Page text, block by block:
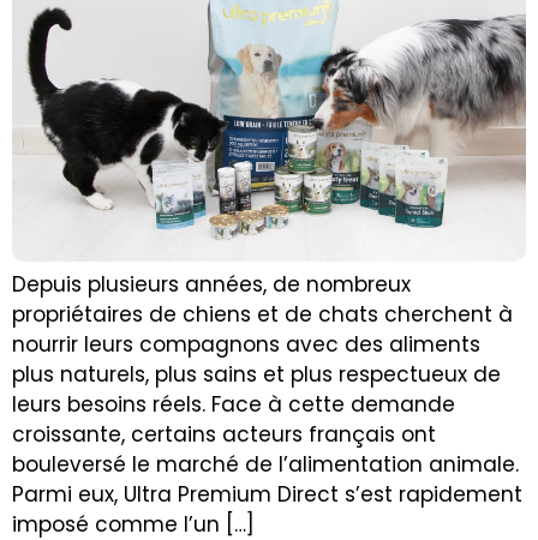
Depuis plusieurs années, de nombreux
propriétaires de chiens et de chats cherchent à
nourrir leurs compagnons avec des aliments
plus naturels, plus sains et plus respectueux de
leurs besoins réels. Face à cette demande
croissante, certains acteurs français ont
bouleversé le marché de l’alimentation animale.
Parmi eux, Ultra Premium Direct s’est rapidement
imposé comme l’un […]